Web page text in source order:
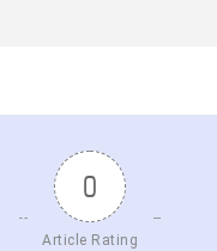
0
Article Rating